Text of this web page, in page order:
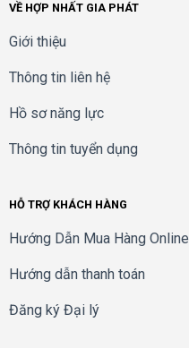
VỀ HỢP NHẤT GIA PHÁT
Giới thiệu
Thông tin liên hệ
Hồ sơ năng lực
Thông tin tuyển dụng
HỖ TRỢ KHÁCH HÀNG
Hướng Dẫn Mua Hàng Online
Hướng dẫn thanh toán
Đăng ký Đại lý